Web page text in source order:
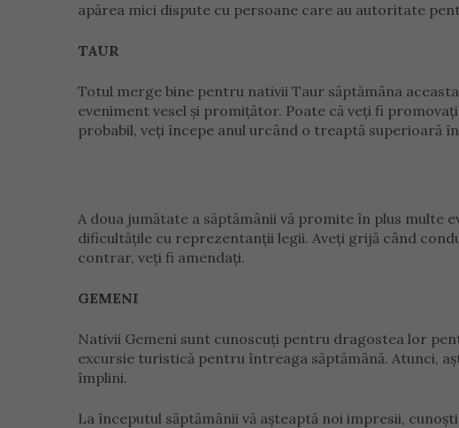
apărea mici dispute cu persoane care au autoritate
TAUR
Totul merge bine pentru nativii Taur săptămâna
eveniment vesel și promițător. Poate că veți fi
probabil, veți începe anul urcând o treaptă superioară
A doua jumătate a săptămânii vă promite în plus multe
dificultățile cu reprezentanții legii. Aveți grijă când
contrar, veți fi amendați.
GEMENI
Nativii Gemeni sunt cunoscuți pentru dragostea lor
excursie turistică pentru întreaga săptămână. Atunci,
împlini.
La începutul săptămânii vă așteaptă noi impresii,